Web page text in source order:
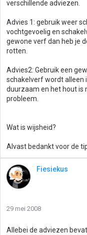
verschillende adviezen.
Advies 1: gebruik weer
vochtgevoelig en
gewone verf dan heb je
rotten.
Advies2: Gebruik een
schakelverf wordt alleen
duurzaam en het hout is
probleem.
Wat is wijsheid?
Alvast bedankt voor de
Fiesiekus
29 mei 2008
Allebei de adviezen